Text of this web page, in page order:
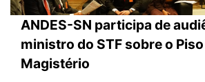
ANDES-SN participa de
ministro do STF sobre o
Magistério